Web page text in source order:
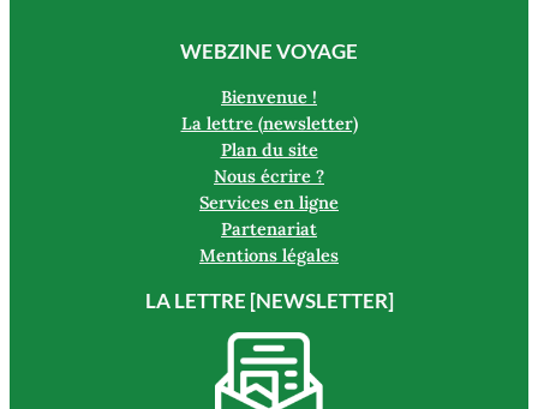
WEBZINE VOYAGE
Bienvenue !
La lettre (newsletter)
Plan du site
Nous écrire ?
Services en ligne
Partenariat
Mentions légales
LA LETTRE [NEWSLETTER]